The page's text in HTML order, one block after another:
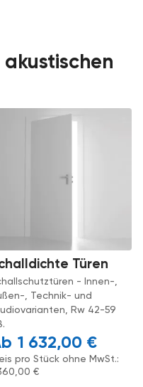
akustischen
Türen
- Innen-,
, Technik- und
Rw 42-59
1 632,00 €
pro Stück ohne MwSt.:
€